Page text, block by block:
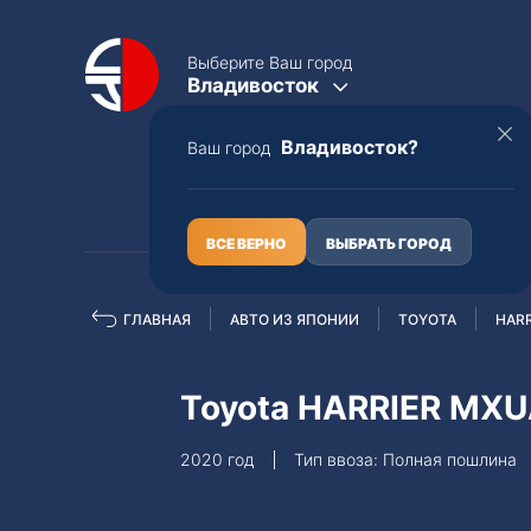
Выберите Ваш город
Владивосток
Ваш город Владивосток?
ВСЕ ВЕРНО ВЫБРАТЬ ГОРОД
Полная пошлина
ГЛАВНАЯ АВТО ИЗ ЯПОНИИ TOYOTA
Toyota HARRIER
2020 год Тип ввоза: Полная пошлина